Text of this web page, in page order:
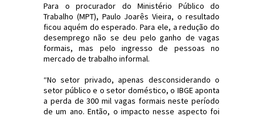
Para o procurador do Ministério Público do
Trabalho (MPT), Paulo Joarês Vieira, o resultado
ficou aquém do esperado. Para ele, a redução do
desemprego não se deu pelo ganho de vagas
formais, mas pelo ingresso de pessoas no
mercado de trabalho informal.
“No setor privado, apenas desconsiderando o
setor público e o setor doméstico, o IBGE aponta
a perda de 300 mil vagas formais neste período
de um ano. Então, o impacto nesse aspecto foi